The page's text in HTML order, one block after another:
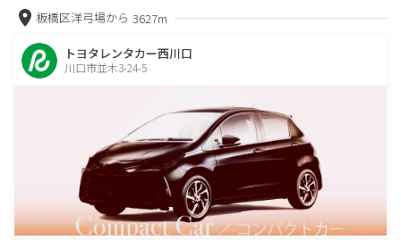
板橋区洋弓場から 3627m
トヨタレンタカー西川口
川口市並木3-24-5